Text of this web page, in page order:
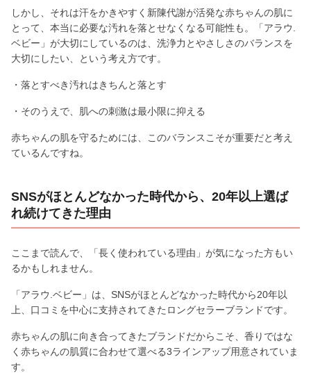
しかし、それは汗をかきやすく新陳代謝が活発な赤ちゃんの肌に
とって、本当に必要な汚れを落とせなくなる可能性も。「アラウ.
ベビー」が大切にしているのは、洗浄力とやさしさのバランスを
大切にしたい、という考え方です。
・落とすべき汚れはきちんと落とす
・そのうえで、肌への刺激は最小限に抑える
赤ちゃんの肌を守るためには、このバランスこそが重要だと考え
ているんですね。
SNSがほとんどなかった時代から、20年以上選ば
れ続けてきた理由
ここまで読んで、「長く使われている理由」が気になった方もい
るかもしれません。
「アラウ.ベビー」は、SNSがほとんどなかった時代から20年以
上、口コミを中心に支持されてきたロングセラーブランドです。
赤ちゃんの肌に向き合ってきたブランドだからこそ、香りではな
く赤ちゃんの肌質に合わせて選べる3ラインアップ用意されていま
す。